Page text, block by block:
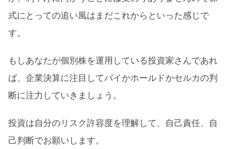
式にとっての追い風はまだこれからといった感じで
す。
もしあなたが個別株を運用している投資家さんであれ
ば、企業決算に注目してバイかホールドかセルカの判
断に注力していきましょう。
投資は自分のリスク許容度を理解して、自己責任、自
己判断でお願いします。